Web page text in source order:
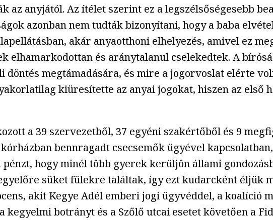
az anyjától. Az ítélet szerint ez a legszélsőségesebb
azonban nem tudták bizonyítani, hogy a baba
akár anyaotthoni elhelyezés, amivel ez
és aránytalanul cselekedtek. A
döntés megtámadására, és mire a jogorvoslat elérte
kiüresítette az anyai jogokat, hiszen az első
a 39 szervezetből, 37 egyéni szakértőből és 9
bennragadt csecsemők ügyével
hogy minél több gyerek kerüljön állami
süket fülekre találtak, így ezt kudarcként éljük
akit Kegye Adél emberi jogi ügyvéddel, a koalíció
botrányt és a Szőlő utcai esetet követően a